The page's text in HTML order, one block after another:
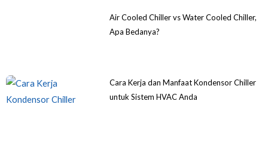
Air Cooled Chiller vs Water Cooled Chiller,
Apa Bedanya?
Cara Kerja dan Manfaat Kondensor Chiller
untuk Sistem HVAC Anda